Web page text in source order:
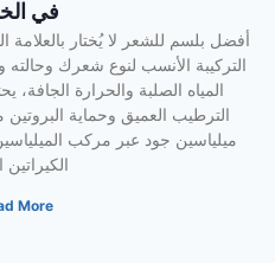
في
أفضل بلسم للشعر لا يُختار بالعلامة
التركيبة الأنسب لنوع شعرك
المياه الصلبة والحرارة
الترطيب العميق وحماية
ميلياسين جود عبر مركب
الكيراتين
More »